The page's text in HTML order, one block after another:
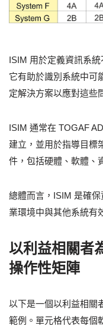
ISIM 用於定義資訊系
它有助於識別系統中可
定解決方案以應對這些
ISIM 通常在 TOGAF
建立，並用於指導目標
件，包括硬體、軟體、
總體而言，ISIM 是確
業環境中與其他系統有
以利益相關者
操作性矩陣
以下是一個以利益相關
範例。單元格代表每個